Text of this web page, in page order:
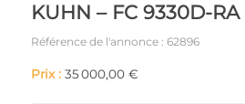
KUHN – FC 9330D-RA
Référence de l'annonce : 62896
Prix :35 000,00 €